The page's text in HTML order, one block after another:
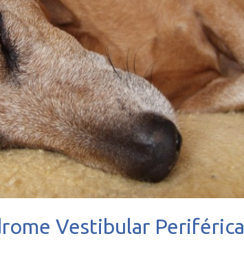
Vestibular Periférica